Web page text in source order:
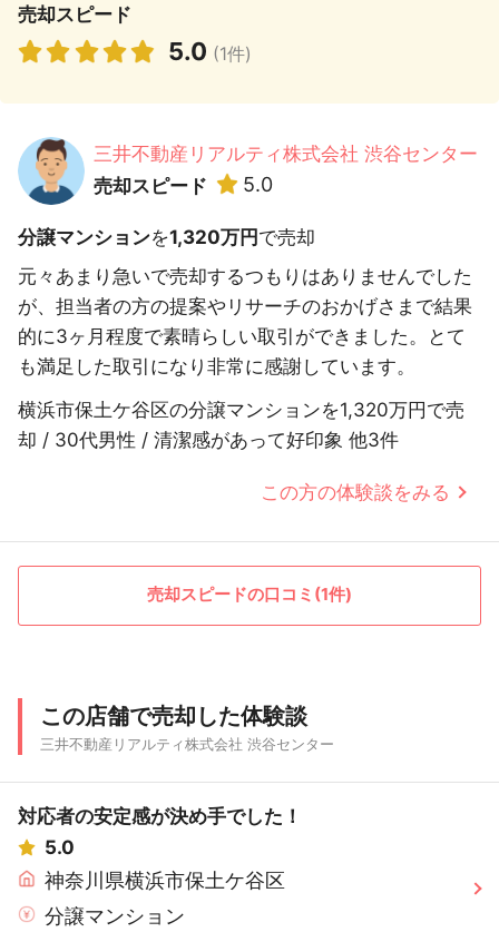
売却スピード
5.0 (1件)
三井不動産リアルティ株式会社 渋谷センター
売却スピード
5.0
分譲マンションを1,320万円で売却
元々あまり急いで売却するつもりはありませんでした
が、担当者の方の提案やリサーチのおかげさまで結果
的に3ヶ月程度で素晴らしい取引ができました。とて
も満足した取引になり非常に感謝しています。
横浜市保土ケ谷区の分譲マンションを1,320万円で売
却 / 30代男性 / 清潔感があって好印象 他3件
この方の体験談をみる
売却スピードの口コミ(1件)
この店舗で売却した体験談
三井不動産リアルティ株式会社 渋谷センター
対応者の安定感が決め手でした！
5.0
神奈川県横浜市保土ケ谷区
分譲マンション